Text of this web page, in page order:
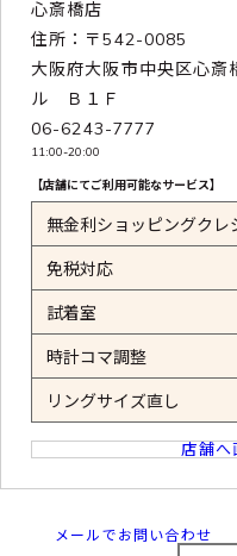
心斎橋店
住所：〒542-0085
大阪府大阪市中央区心斎
ル Ｂ１Ｆ
06-6243-7777
11:00-20:00
【店舗にてご利用可能なサービス】
無金利ショッピングクレ
免税対応
試着室
時計コマ調整
リングサイズ直し
店舗へ
メールでお問い合わせ